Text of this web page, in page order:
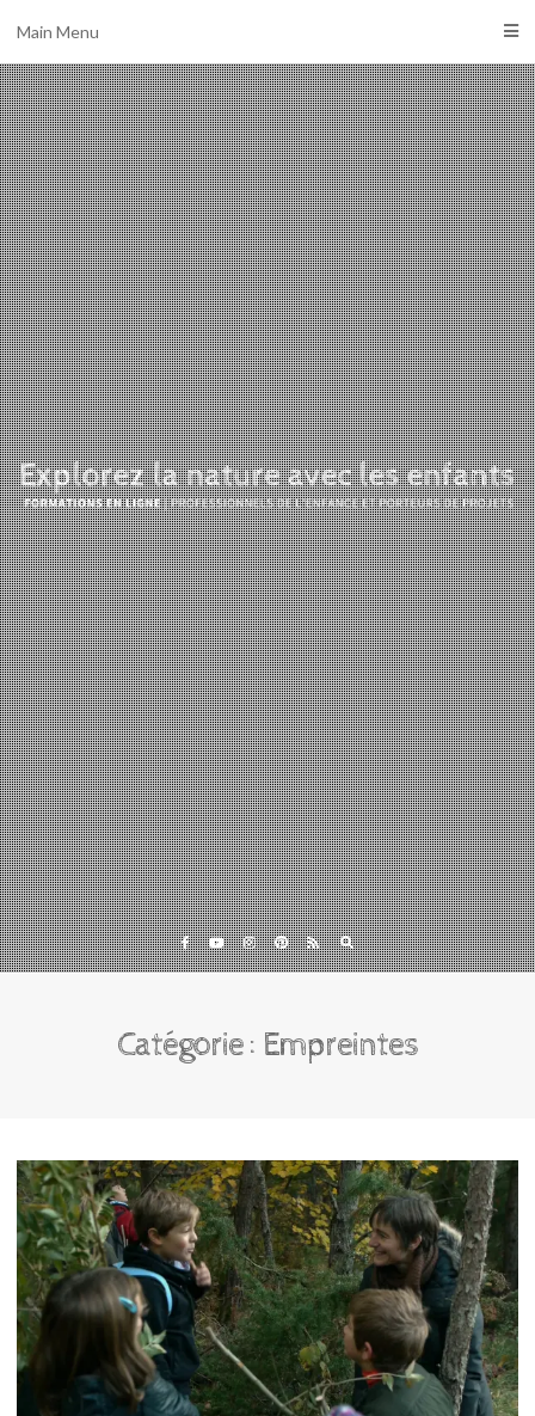
Eveil et Nature
Outils et Formations en ligne pour explorer la nature
avec les enfants
Main Menu
Catégorie : Empreintes